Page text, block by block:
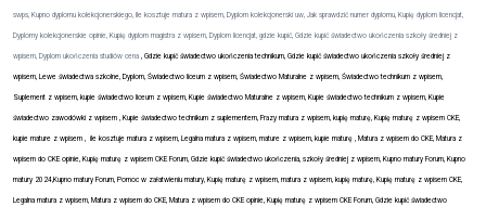
swps, Kupno dyplomu kolekcjonerskiego, Ile kosztuje matura z wpisem, Dyplom kolekcjonerski uw, Jak sprawdzić numer dyplomu, Kupię dyplom licencjat,
Dyplomy kolekcjonerskie opinie, Kupię dyplom magistra z wpisem, Dyplom licencjat, gdzie kupić, Gdzie kupić świadectwo ukończenia szkoły średniej z
wpisem, Dyplom ukończenia studiów cena , Gdzie kupić świadectwo ukończenia technikum, Gdzie kupić świadectwo ukończenia szkoły średniej z
wpisem, Lewe świadectwa szkolne, Dyplom, Świadectwo liceum z wpisem, Świadectwo Maturalne z wpisem, Świadectwo technikum z wpisem,
Suplement z wpisem, kupie świadectwo liceum z wpisem, Kupie świadectwo Maturalne z wpisem, Kupie świadectwo technikum z wpisem, Kupie
świadectwo zawodówki z wpisem , Kupie świadectwo technikum z suplementem, Frazy matura z wpisem, kupię maturę, Kupię maturę z wpisem CKE,
kupie mature z wpisem , ile kosztuje matura z wpisem, Legalna matura z wpisem, mature z wpisem, kupie maturę , Matura z wpisem do CKE, Matura z
wpisem do CKE opinie, Kupię maturę z wpisem CKE Forum, Gdzie kupić świadectwo ukończenia, szkoły średniej z wpisem, Kupno matury Forum, Kupno
matury 2024,Kupno matury Forum, Pomoc w załatwieniu matury, Kupię maturę z wpisem, matura z wpisem, kupię maturę, Kupię maturę z wpisem CKE,
Legalna matura z wpisem, Matura z wpisem do CKE, Matura z wpisem do CKE opinie, Kupię maturę z wpisem CKE Forum, Gdzie kupić świadectwo